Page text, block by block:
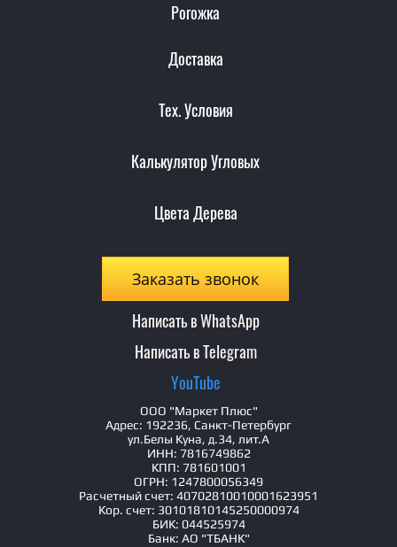
Рогожка
Доставка
Тех. Условия
Калькулятор Угловых
Цвета Дерева
Заказать звонок
Написать в WhatsApp
Написать в Telegram
YouTube
ООО "Маркет Плюс"
Адрес: 192236, Санкт-Петербург
ул.Белы Куна, д.34, лит.А
ИНН: 7816749862
КПП: 781601001
ОГРН: 1247800056349
Расчетный счет: 40702810010001623951
Кор. счет: 30101810145250000974
БИК: 044525974
Банк: АО "ТБАНК"